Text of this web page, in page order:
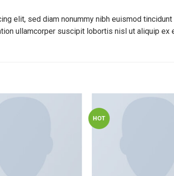
elit, sed diam nonummy nibh euismod
ullamcorper suscipit lobortis nisl ut aliquip ex
HOT